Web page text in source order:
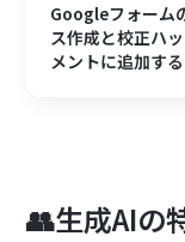
Googleフォーム
ス作成と校正ハ
メントに追加する
👥生成AIの